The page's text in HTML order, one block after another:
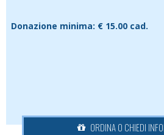
Donazione minima: € 15.00 cad.
ORDINA O CHIEDI